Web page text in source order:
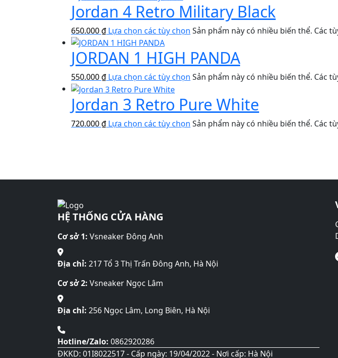
Jordan 4 Retro Military Black
650.000₫ Lựa chọn các tùy chọn Sản phẩm này có nhiều biến thể. Các
JORDAN 1 HIGH PANDA
550.000₫ Lựa chọn các tùy chọn Sản phẩm này có nhiều biến thể. Các
Jordan 3 Retro Pure White
720.000₫ Lựa chọn các tùy chọn Sản phẩm này có nhiều biến thể. Các
HỆ THỐNG CỬA HÀNG
Cơ sở 1: Vsneaker Đông Anh
Địa chỉ: 217 Tổ 3 Thị Trấn Đông Anh, Hà Nội
Cơ sở 2: Vsneaker Ngọc Lâm
Địa chỉ: 256 Ngọc Lâm, Long Biên, Hà Nội
Hotline/Zalo: 0862920286
ĐKKD: 01I8022517 - Cấp ngày: 19/04/2022 - Nơi cấp: Hà Nội